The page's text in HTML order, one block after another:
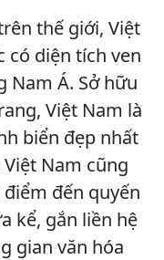
thế giới, Việt
có diện tích ven
Nam Á. Sở hữu
Việt Nam là
biển đẹp nhất
Nam cũng
đến quyến
kể, gắn liền hệ
gian văn hóa